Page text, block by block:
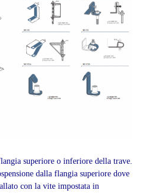
superiore o inferiore della trave.
dalla flangia superiore dove
con la vite impostata in